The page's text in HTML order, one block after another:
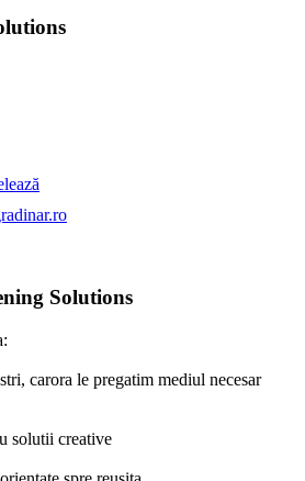
Solutions
carora le pregatim mediul necesar
solutii creative